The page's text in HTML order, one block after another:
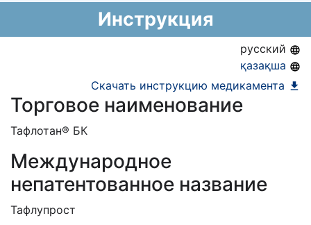
Информация о регистрации в РК:10.02.2021 -
Информация о регистрации в РБ:04.06.2020 -
04.06.2025
Инструкция
русский
қазақша
Скачать инструкцию медикамента
Торговое наименование
Тафлотан® БК
Международное
непатентованное название
Тафлупрост